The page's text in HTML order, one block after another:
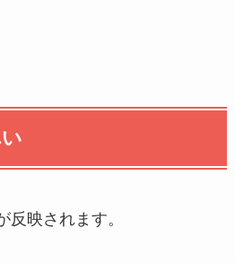
反映されます。